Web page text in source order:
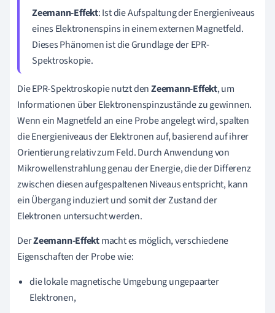
Zeemann-Effekt: Ist die Aufspaltung der Energieniveaus
eines Elektronenspins in einem externen Magnetfeld.
Dieses Phänomen ist die Grundlage der EPR-
Spektroskopie.
Die EPR-Spektroskopie nutzt denZeemann-Effekt, um
Informationen über Elektronenspinzustände zu gewinnen.
Wenn ein Magnetfeld an eine Probe angelegt wird, spalten
die Energieniveaus der Elektronen auf, basierend auf ihrer
Orientierung relativ zum Feld. Durch Anwendung von
Mikrowellenstrahlung genau der Energie, die der Differenz
zwischen diesen aufgespaltenen Niveaus entspricht, kann
ein Übergang induziert und somit der Zustand der
Elektronen untersucht werden.
DerZeemann-Effektmacht es möglich, verschiedene
Eigenschaften der Probe wie:
die lokale magnetische Umgebung ungepaarter
Elektronen,